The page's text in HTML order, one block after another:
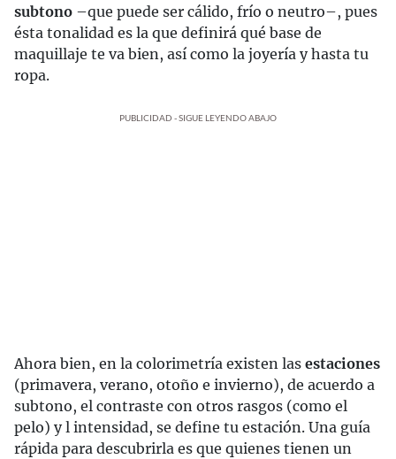
subtono –que puede ser cálido, frío o neutro–, pues
ésta tonalidad es la que definirá qué base de
maquillaje te va bien, así como la joyería y hasta tu
ropa.
PUBLICIDAD - SIGUE LEYENDO ABAJO
Ahora bien, en la colorimetría existen las estaciones
(primavera, verano, otoño e invierno), de acuerdo a
subtono, el contraste con otros rasgos (como el
pelo) y l intensidad, se define tu estación. Una guía
rápida para descubrirla es que quienes tienen un